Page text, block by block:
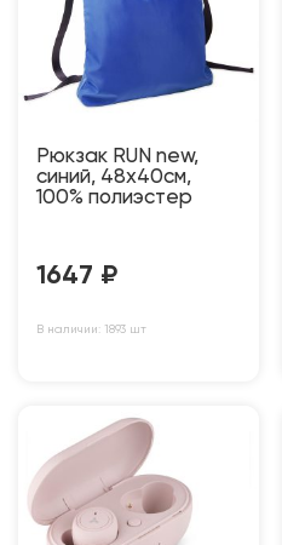
Рюкзак RUN new,
синий, 48х40см,
100% полиэстер
1647 ₽
В наличии: 1893 шт